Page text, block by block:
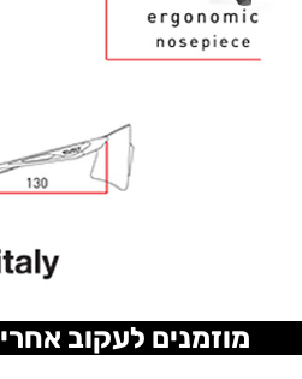
מוזמנים לעקוב